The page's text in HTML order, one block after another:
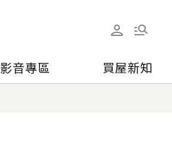
影音專區 買屋新知